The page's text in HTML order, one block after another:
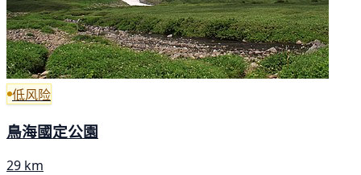
低风险
鳥海國定公園
29 km